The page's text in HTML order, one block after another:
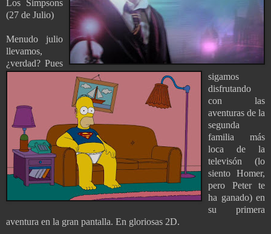
Los Simpsons
(27 de Julio)
Menudo julio
llevamos,
¿verdad? Pues
sigamos
disfrutando
con las
aventuras de la
segunda
familia más
loca de la
televisón (lo
siento Homer,
pero Peter te
ha ganado) en
su primera
aventura en la gran pantalla. En gloriosas 2D.